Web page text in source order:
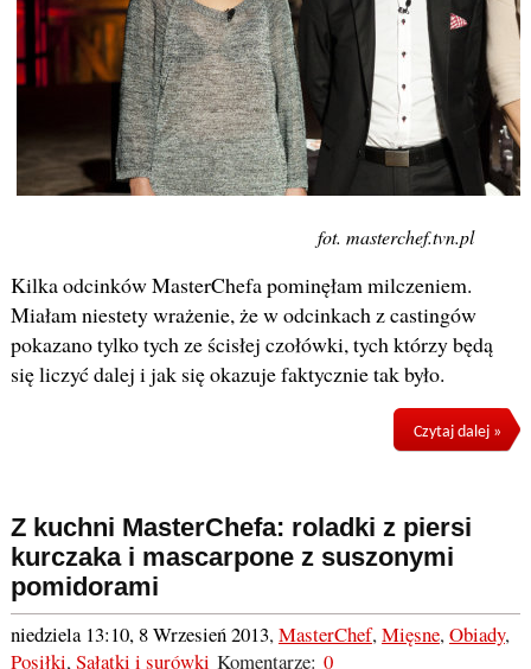
fot. masterchef.tvn.pl
Kilka odcinków MasterChefa pominęłam milczeniem.
Miałam niestety wrażenie, że w odcinkach z castingów
pokazano tylko tych ze ścisłej czołówki, tych którzy będą
się liczyć dalej i jak się okazuje faktycznie tak było.
Czytaj dalej »
Z kuchni MasterChefa: roladki z piersi
kurczaka i mascarpone z suszonymi
pomidorami
niedziela 13:10, 8 Wrzesień 2013,MasterChef,Mięsne,Obiady,
Posiłki,Sałatki i surówki Komentarze: 0